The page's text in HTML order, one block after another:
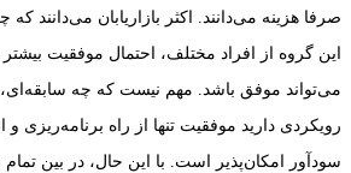
صرفا هزینه می‌دانند. اکثر بازاریابان می‌دانند که
این گروه از افراد مختلف، احتمال موفقیت
می‌تواند موفق باشد. مهم نیست که چه سابقه‌ای،
رویکردی دارید موفقیت تنها از راه برنامه‌ریزی و
سودآور امکان‌پذیر است. با این حال، در بین تمام